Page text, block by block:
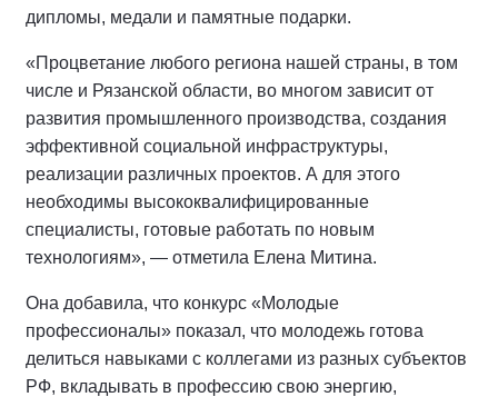
дипломы, медали и памятные подарки.
«Процветание любого региона нашей страны, в том
числе и Рязанской области, во многом зависит от
развития промышленного производства, создания
эффективной социальной инфраструктуры,
реализации различных проектов. А для этого
необходимы высококвалифицированные
специалисты, готовые работать по новым
технологиям», — отметила Елена Митина.
Она добавила, что конкурс «Молодые
профессионалы» показал, что молодежь готова
делиться навыками с коллегами из разных субъектов
РФ, вкладывать в профессию свою энергию,